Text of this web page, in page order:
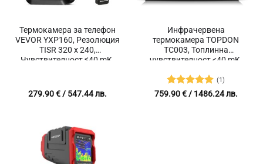
Термокамера за телефон
VEVOR YXP160, Резолюция
TISR 320 х 240,
Чувствителност ≤40 mK,
течове и скрити дефекти
279.90€/ 547.44 лв.
Инфрачервена
термокамера TOPDON
TC003, Топлинна
чувствителност <40 mK,
-20°C до 550°C
Оценено с
(1)
759.90€/ 1486.24 лв.